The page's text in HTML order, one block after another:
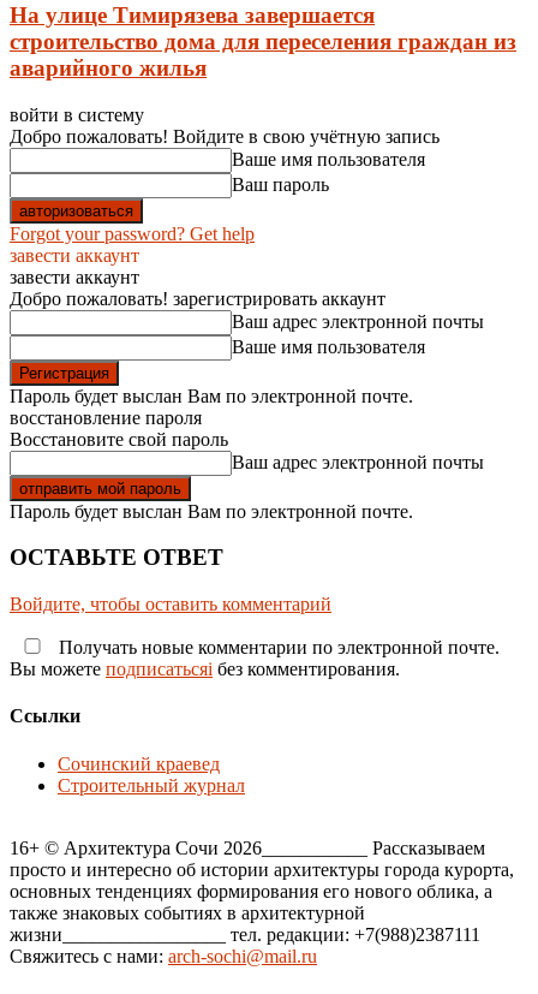
На улице Тимирязева завершается
строительство дома для переселения граждан из
аварийного жилья
войти в систему
Добро пожаловать! Войдите в свою учётную запись
Ваше имя пользователя
Ваш пароль
Forgot your password? Get help
завести аккаунт
завести аккаунт
Добро пожаловать! зарегистрировать аккаунт
Ваш адрес электронной почты
Ваше имя пользователя
Пароль будет выслан Вам по электронной почте.
восстановление пароля
Восстановите свой пароль
Ваш адрес электронной почты
Пароль будет выслан Вам по электронной почте.
ОСТАВЬТЕ ОТВЕТ
Войдите, чтобы оставить комментарий
Получать новые комментарии по электронной почте.
Вы можете подписатьсяi без комментирования.
Ссылки
Сочинский краевед
Строительный журнал
16+ © Архитектура Сочи 2026___________ Рассказываем
просто и интересно об истории архитектуры города курорта,
основных тенденциях формирования его нового облика, а
также знаковых событиях в архитектурной
жизни_________________ тел. редакции: +7(988)2387111
Свяжитесь с нами: arch-sochi@mail.ru